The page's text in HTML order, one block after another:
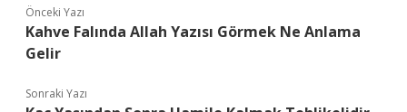
Önceki Yazı
Kahve Falında Allah Yazısı Görmek Ne Anlama
Gelir
Sonraki Yazı